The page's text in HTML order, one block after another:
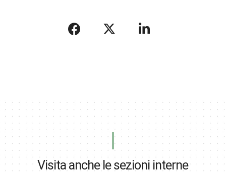
Visita anche le sezioni interne